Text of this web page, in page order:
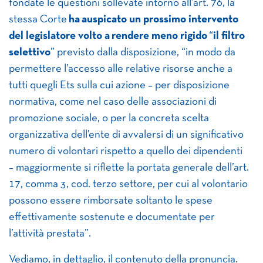
fondate le questioni sollevate intorno all’art. 76, la
stessa Corte haauspicato un prossimo intervento
del legislatore volto a rendere meno rigido “il filtro
selettivo” previsto dalla disposizione, “in modo da
permettere l’accesso alle relative risorse anche a
tutti quegli Ets sulla cui azione – per disposizione
normativa, come nel caso delle associazioni di
promozione sociale, o per la concreta scelta
organizzativa dell’ente di avvalersi di un significativo
numero di volontari rispetto a quello dei dipendenti
– maggiormente si riflette la portata generale dell’art.
17, comma 3, cod. terzo settore, per cui al volontario
possono essere rimborsate soltanto le spese
effettivamente sostenute e documentate per
l’attività prestata”.
Vediamo, in dettaglio, il contenuto della pronuncia.